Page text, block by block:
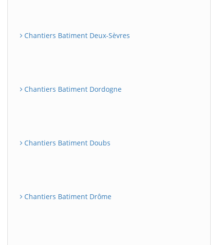
Chantiers Batiment Deux-Sèvres
Chantiers Batiment Dordogne
Chantiers Batiment Doubs
Chantiers Batiment Drôme